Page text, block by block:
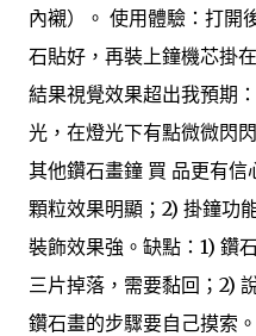
內襯）。 使用體驗：打開
石貼好，再裝上鐘機芯掛
結果視覺效果超出我預期
光，在燈光下有點微微閃
其他鑽石畫鐘 買 品更有
顆粒效果明顯；2) 掛鐘功
裝飾效果強。缺點：1) 鑽
三片掉落，需要黏回；2)
鑽石畫的步驟要自己摸索